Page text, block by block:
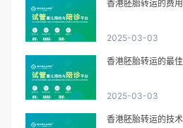
香港胚胎转运的费
2025-03-03
香港胚胎转运的最
2025-03-03
香港胚胎转运的技